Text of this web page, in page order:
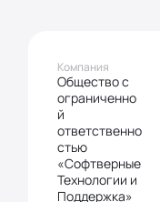
Компания
Общество с
ограниченно
й
ответственно
стью
«Софтверные
Технологии и
Поддержка»